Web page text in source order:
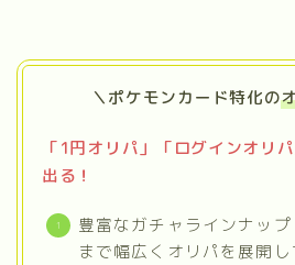
＼ポケモンカード特化の
「1円オリパ」「ログインオリ
出る！
豊富なガチャラインナッ
まで幅広くオリパを展開し